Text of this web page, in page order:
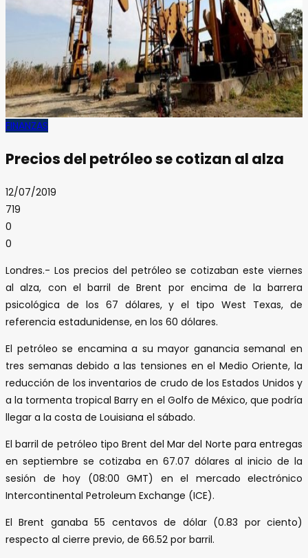
FINANZAS
Precios del petróleo se cotizan al alza
12/07/2019
719
0
0
Londres.- Los precios del petróleo se cotizaban este viernes
al alza, con el barril de Brent por encima de la barrera
psicológica de los 67 dólares, y el tipo West Texas, de
referencia estadunidense, en los 60 dólares.
El petróleo se encamina a su mayor ganancia semanal en
tres semanas debido a las tensiones en el Medio Oriente, la
reducción de los inventarios de crudo de los Estados Unidos y
a la tormenta tropical Barry en el Golfo de México, que podría
llegar a la costa de Louisiana el sábado.
El barril de petróleo tipo Brent del Mar del Norte para entregas
en septiembre se cotizaba en 67.07 dólares al inicio de la
sesión de hoy (08:00 GMT) en el mercado electrónico
Intercontinental Petroleum Exchange (ICE).
El Brent ganaba 55 centavos de dólar (0.83 por ciento)
respecto al cierre previo, de 66.52 por barril.